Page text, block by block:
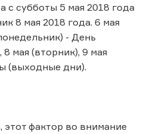
с субботы 5 мая 2018 года
8 мая 2018 года. 6 мая
- День
мая (вторник), 9 мая
(выходные дни).
фактор во внимание